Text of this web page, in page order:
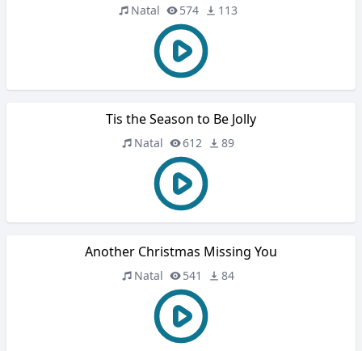
Natal 574 113
Tis the Season to Be Jolly
Natal 612 89
Another Christmas Missing You
Natal 541 84